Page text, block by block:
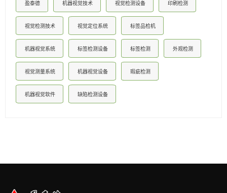
盈泰德 机器视觉技术 视觉检测设备 印刷检测
视觉检测技术 视觉定位系统 标签品检机
机器视觉系统 标签检测设备 标签检测 外观检测
视觉测量系统 机器视觉设备 瑕疵检测
机器视觉软件 缺陷检测设备